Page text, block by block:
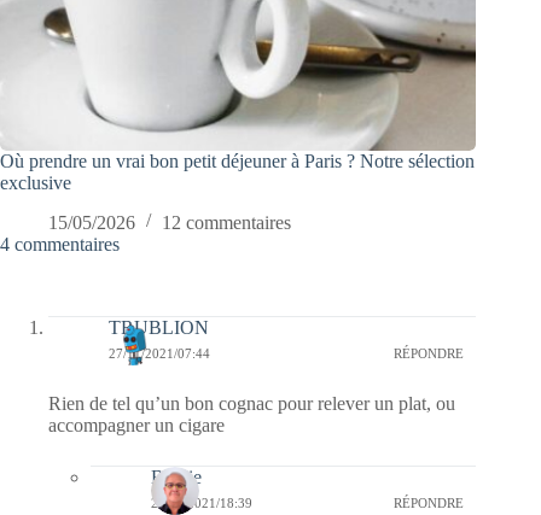
Où prendre un vrai bon petit déjeuner à Paris ? Notre sélection
exclusive
15/05/2026
12 commentaires
4 commentaires
TRUBLION
27/11/2021/07:44 RÉPONDRE
Rien de tel qu’un bon cognac pour relever un plat, ou
accompagner un cigare
Bernie
29/11/2021/18:39 RÉPONDRE